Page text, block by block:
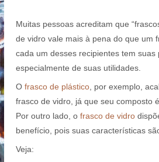
Muitas pessoas acreditam que
de vidro vale mais à pena do que um
cada um desses recipientes tem
especialmente de suas utilidades.
O frasco de plástico , por exemplo,
frasco de vidro, já que seu composto
Por outro lado, o frasco de vidro
benefício, pois suas características
Veja: